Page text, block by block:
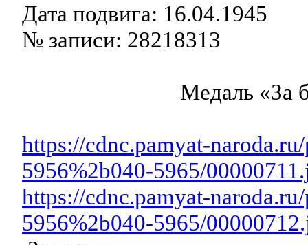
Дата подвига: 16.04.1945
№ записи: 28218313
Медаль
https://cdnc.pamyat-
5956%2b040-5965/
https://cdnc.pamyat-
5956%2b040-5965/